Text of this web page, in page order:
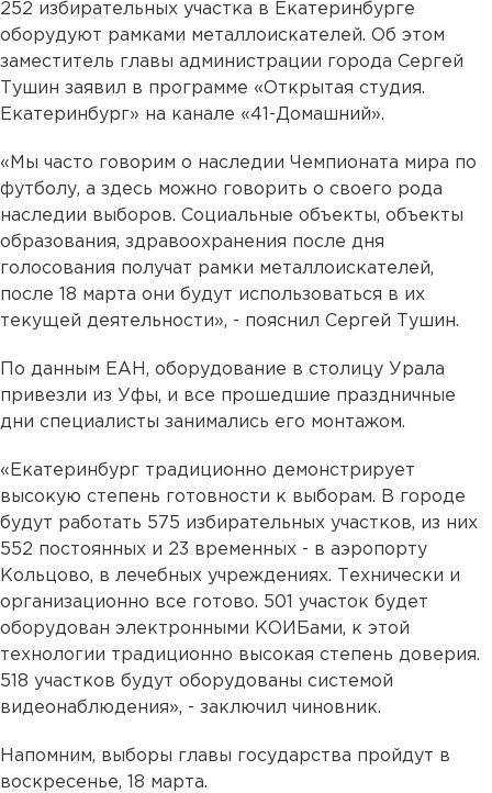
252 избирательных участка в Екатеринбурге
оборудуют рамками металлоискателей. Об этом
заместитель главы администрации города Сергей
Тушин заявил в программе «Открытая студия.
Екатеринбург» на канале «41-Домашний».
«Мы часто говорим о наследии Чемпионата мира по
футболу, а здесь можно говорить о своего рода
наследии выборов. Социальные объекты, объекты
образования, здравоохранения после дня
голосования получат рамки металлоискателей,
после 18 марта они будут использоваться в их
текущей деятельности», - пояснил Сергей Тушин.
По данным ЕАН, оборудование в столицу Урала
привезли из Уфы, и все прошедшие праздничные
дни специалисты занимались его монтажом.
«Екатеринбург традиционно демонстрирует
высокую степень готовности к выборам. В городе
будут работать 575 избирательных участков, из них
552 постоянных и 23 временных - в аэропорту
Кольцово, в лечебных учреждениях. Технически и
организационно все готово. 501 участок будет
оборудован электронными КОИБами, к этой
технологии традиционно высокая степень доверия.
518 участков будут оборудованы системой
видеонаблюдения», - заключил чиновник.
Напомним, выборы главы государства пройдут в
воскресенье, 18 марта.